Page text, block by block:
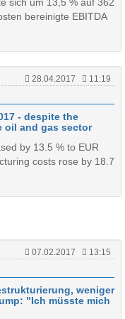
bereinigte EBITDA
28.04.2017
11:19
- despite the
oil and gas sector
by 13.5 % to EUR
costs rose by 18.7
07.02.2017
13:15
weniger
"Ich müsste mich